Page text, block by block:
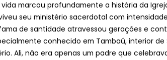
marcou profundamente a história da
seu ministério sacerdotal com
de santidade atravessou gerações e
conhecido em Tambaú, interior de
Ali, não era apenas um padre que